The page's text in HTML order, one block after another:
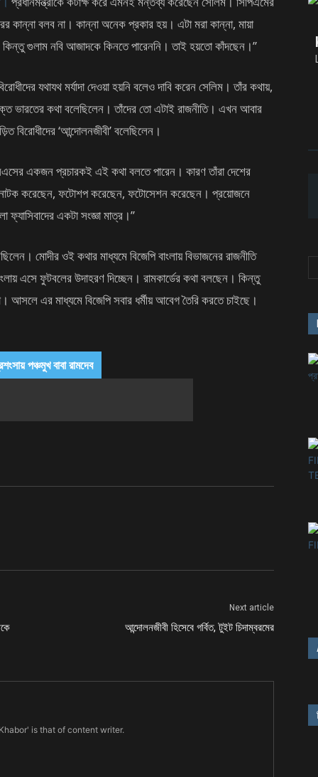
কান্না বলব না। কান্না অনেক প্রকার হয়। এটা মরা কান্না, মায়া
গুলাম নবি আজাদকে কিনতে পারেননি। তাই হয়তো কাঁদছেন।’’
যথাযথ মর্যাদা দেওয়া হয়নি বলেও দাবি করেন সেলিম। তাঁর কথায়,
ভারতের কথা বলেছিলেন। তাঁদের তো এটাই রাজনীতি। এখন আবার
বিরোধীদের ‘আন্দোলনজীবী’ বলেছিলেন।
একজন প্রচারকই এই কথা বলতে পারেন। কারণ তাঁরা দেশের
করেছেন, ফটোশপ করেছেন, ফটোসেশন করেছেন। প্রয়োজনে
একটা সংজ্ঞা মাত্র।’’
মোদীর ওই কথার মাধ্যমে বিজেপি বাংলায় বিভাজনের রাজনীতি
এসে ফুটবলের উদাহরণ দিচ্ছেন। রামকার্ডের কথা বলছেন। কিন্তু
এর মাধ্যমে বিজেপি সবার ধর্মীয় আবেগ তৈরি করতে চাইছে।
পঞ্চমুখ বাবা রামদেব
Next article
আন্দোলনজীবী হিসেবে গর্বিত, টুইট চিদাম্বরমের
is that of content writer.